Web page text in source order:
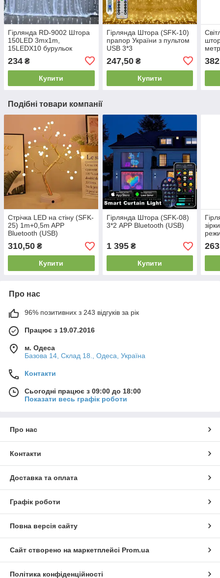
Гірлянда RD-9002 Штора
150LED 3mх1m,
15LEDX10 бурульок
заглуш. Колір ламп-білий
234 ₴
Купити
Гірлянда Штора (SFK-10)
прапор України з пультом
USB 3*3
247,50₴
Купити
Подібні товари компанії
Стрічка LED на стіну (SFK-
25) 1m+0,5m APP
Bluetooth (USB)
310,50 ₴
Купити
Гірлянда Штора (SFK-08)
3*2 APP Bluetooth (USB)
1 395₴
Купити
Про нас
96% позитивних з 243 відгуків за рік
Працює з 19.07.2016
м. Одеса
Базова 14, Склад 18., Одеса, Україна
Контакти
Сьогодні працює з 09:00 до 18:00
Показати весь графік роботи
Про нас
Контакти
Доставка та оплата
Графік роботи
Повна версія сайту
Сайт створено на маркетплейсі Prom.ua
Політика конфіденційності